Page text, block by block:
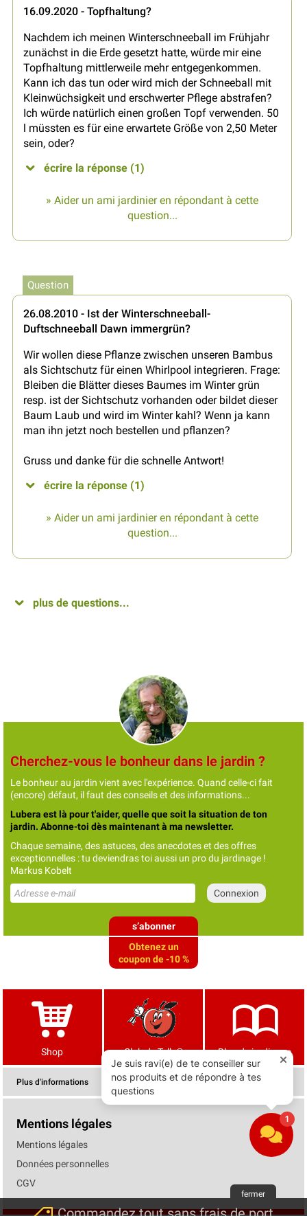
16.09.2020 - Topfhaltung?
Nachdem ich meinen Winterschneeball im Frühjahr
zunächst in die Erde gesetzt hatte, würde mir eine
Topfhaltung mittlerweile mehr entgegenkommen.
Kann ich das tun oder wird mich der Schneeball mit
Kleinwüchsigkeit und erschwerter Pflege abstrafen?
Ich würde natürlich einen großen Topf verwenden. 50
l müssten es für eine erwartete Größe von 2,50 Meter
sein, oder?
écrire la réponse (1)
» Aider un ami jardinier en répondant à cette
question...
Question
26.08.2010 - Ist der Winterschneeball-
Duftschneeball Dawn immergrün?
Wir wollen diese Pflanze zwischen unseren Bambus
als Sichtschutz für einen Whirlpool integrieren. Frage:
Bleiben die Blätter dieses Baumes im Winter grün
resp. ist der Sichtschutz vorhanden oder bildet dieser
Baum Laub und wird im Winter kahl? Wenn ja kann
man ihn jetzt noch bestellen und pflanzen?
Gruss und danke für die schnelle Antwort!
écrire la réponse (1)
» Aider un ami jardinier en répondant à cette
question...
plus de questions...
Cherchez-vous le bonheur dans le jardin ?
Le bonheur au jardin vient avec l'expérience. Quand celle-ci fait
(encore) défaut, il faut des conseils et des informations...
Lubera est là pour t'aider, quelle que soit la situation de ton
jardin. Abonne-toi dès maintenant à ma newsletter.
Chaque semaine, des astuces, des anecdotes et des offres
exceptionnelles : tu deviendras toi aussi un pro du jardinage !
Markus Kobelt
s’abonner
Obtenez un
coupon de -10 %
Shop Club de Tells® Blog de jardinage
Plus d'informations
Mentions légales
Mentions légales
Données personnelles
CGV
fermer